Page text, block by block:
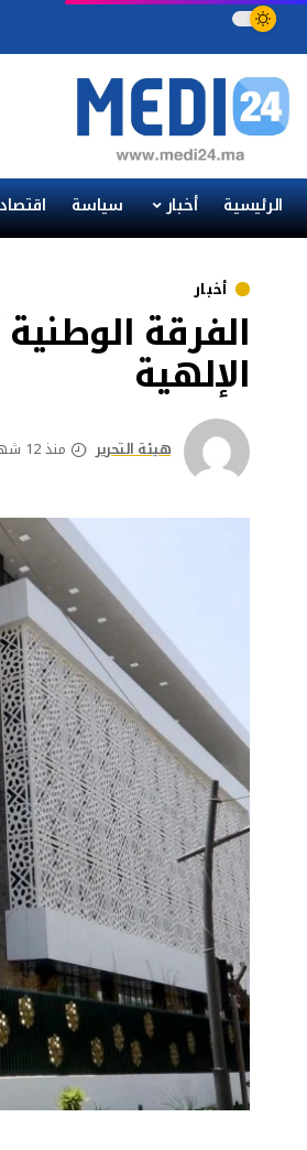
الرئيسية أخبار سياسة
أخبار
الفرقة
الإلهية
هيئة التحرير منذ 12 شهر